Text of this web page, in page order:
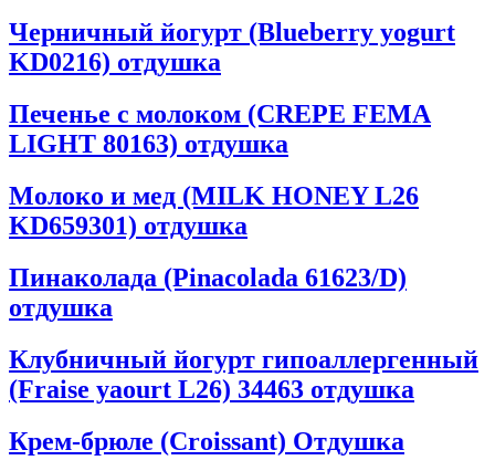
Черничный йогурт (Blueberry yogurt
KD0216) отдушка
Печенье с молоком (CREPE FEMA
LIGHT 80163) отдушка
Молоко и мед (MILK HONEY L26
KD659301) отдушка
Пинаколада (Pinacolada 61623/D)
отдушка
Клубничный йогурт гипоаллергенный
(Fraise yaourt L26) 34463 отдушка
Крем-брюле (Croissant) Отдушка